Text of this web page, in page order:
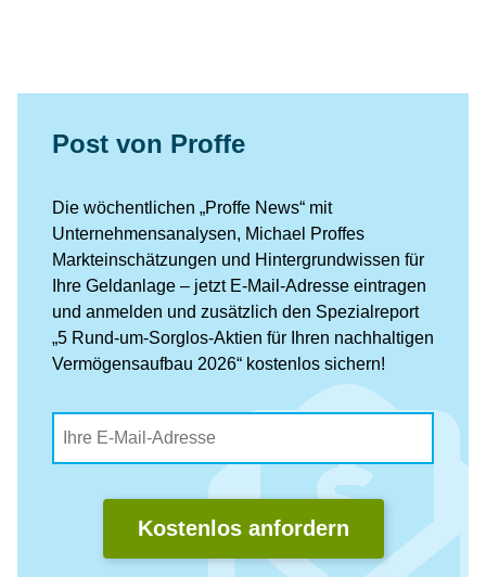
Post von Proffe
Die wöchentlichen „Proffe News“ mit
Unternehmensanalysen, Michael Proffes
Markteinschätzungen und Hintergrundwissen für
Ihre Geldanlage – jetzt E-Mail-Adresse eintragen
und anmelden und zusätzlich den Spezialreport
„5 Rund-um-Sorglos-Aktien für Ihren nachhaltigen
Vermögensaufbau 2026“ kostenlos sichern!
Kostenlos anfordern